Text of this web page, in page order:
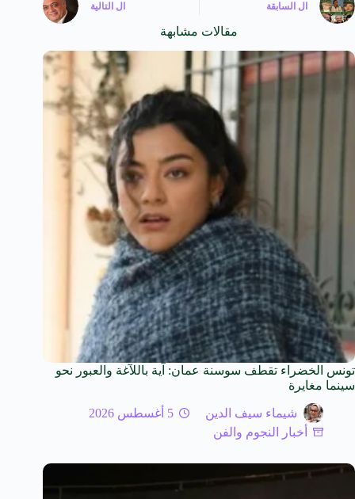
ال السابقة ال التالية
مقالات مشابهة
تونس الخضراء تقطف سوسنة عمان: آية باللآغة والعبور نحو
سينما مغايرة
شيماء سيف الدين
5 أغسطس 2026
أخبار النجوم والفن